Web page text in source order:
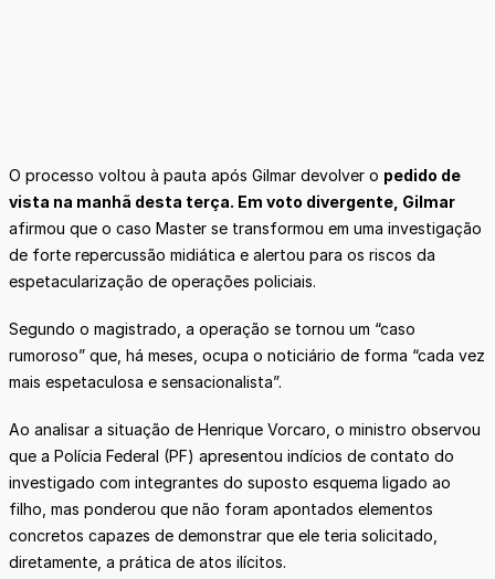
O processo voltou à pauta após Gilmar devolver o pedido de
vista na manhã desta terça. Em voto divergente, Gilmar
afirmou que o caso Master se transformou em uma investigação
de forte repercussão midiática e alertou para os riscos da
espetacularização de operações policiais.
Segundo o magistrado, a operação se tornou um “caso
rumoroso” que, há meses, ocupa o noticiário de forma “cada vez
mais espetaculosa e sensacionalista”.
Ao analisar a situação de Henrique Vorcaro, o ministro observou
que a Polícia Federal (PF) apresentou indícios de contato do
investigado com integrantes do suposto esquema ligado ao
filho, mas ponderou que não foram apontados elementos
concretos capazes de demonstrar que ele teria solicitado,
diretamente, a prática de atos ilícitos.